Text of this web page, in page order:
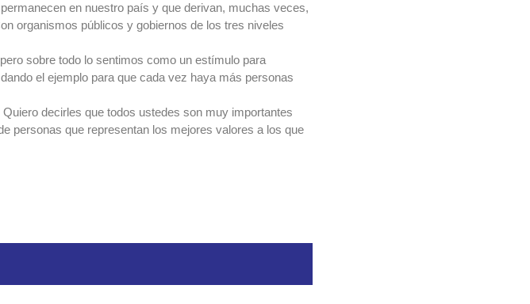
en nuestro país y que derivan, muchas veces,
organismos públicos y gobiernos de los tres niveles
sobre todo lo sentimos como un estímulo para
el ejemplo para que cada vez haya más personas
decirles que todos ustedes son muy importantes
personas que representan los mejores valores a los que